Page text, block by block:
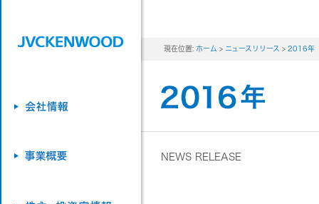
現在位置: ホーム > ニュースリリース > 2016年
NEWS RELEASE